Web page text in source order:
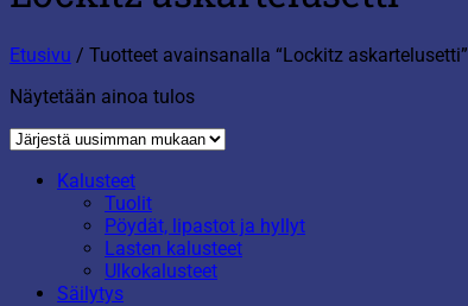
Etusivu / Tuotteet avainsanalla “Lockitz askartelusetti”
Näytetään ainoa tulos
Kalusteet
Tuolit
Pöydät, lipastot ja hyllyt
Lasten kalusteet
Ulkokalusteet
Säilytys